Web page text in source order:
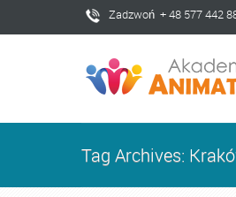
Zadzwoń + 48 577 442
Tag Archives: